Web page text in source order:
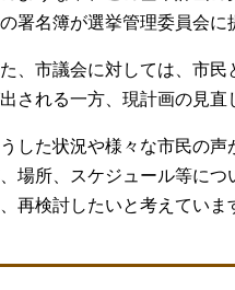
署名簿が選挙管理委員会に
た、市議会に対しては、市
される一方、現計画の見直
した状況や様々な市民の
場所、スケジュール等に
再検討したいと考えていま